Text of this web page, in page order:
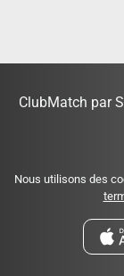
ClubMatch par
Nous utilisons des